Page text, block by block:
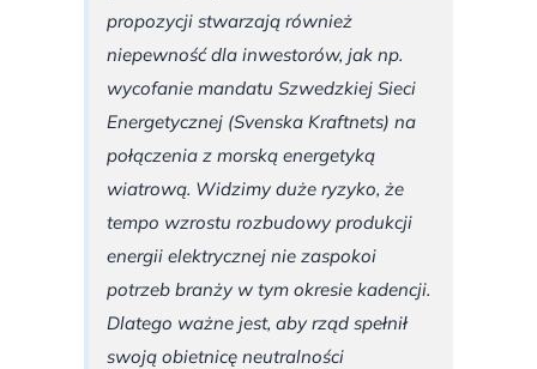
propozycji stwarzają również
niepewność dla inwestorów, jak np.
wycofanie mandatu Szwedzkiej Sieci
Energetycznej (Svenska Kraftnets) na
połączenia z morską energetyką
wiatrową. Widzimy duże ryzyko, że
tempo wzrostu rozbudowy produkcji
energii elektrycznej nie zaspokoi
potrzeb branży w tym okresie kadencji.
Dlatego ważne jest, aby rząd spełnił
swoją obietnicę neutralności